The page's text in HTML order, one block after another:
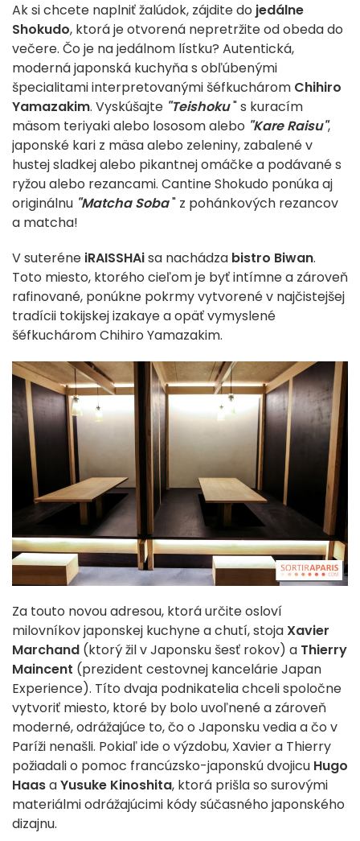
Ak si chcete naplniť žalúdok, zájdite do jedálne
Shokudo, ktorá je otvorená nepretržite od obeda do
večere. Čo je na jedálnom lístku? Autentická,
moderná japonská kuchyňa s obľúbenými
špecialitami interpretovanými šéfkuchárom Chihiro
Yamazakim. Vyskúšajte "Teishoku" s kuracím
mäsom teriyaki alebo lososom alebo "Kare Raisu",
japonské kari z mäsa alebo zeleniny, zabalené v
hustej sladkej alebo pikantnej omáčke a podávané s
ryžou alebo rezancami. Cantine Shokudo ponúka aj
originálnu "Matcha Soba" z pohánkových rezancov
a matcha!
V suteréne iRAISSHAisa nachádza bistro Biwan.
Toto miesto, ktorého cieľom je byť intímne a zároveň
rafinované, ponúkne pokrmy vytvorené v najčistejšej
tradícii tokijskej izakaye a opäť vymyslené
šéfkuchárom Chihiro Yamazakim.
Za touto novou adresou, ktorá určite osloví
milovníkov japonskej kuchyne a chutí, stojaXavier
Marchand (ktorý žil v Japonsku šesť rokov) a Thierry
Maincent (prezident cestovnej kancelárie Japan
Experience). Títo dvaja podnikatelia chceli spoločne
vytvoriť miesto, ktoré by bolo uvoľnené a zároveň
moderné, odrážajúce to, čo o Japonsku vedia a čo v
Paríži nenašli. Pokiaľ ide o výzdobu, Xavier a Thierry
požiadali o pomoc francúzsko-japonskú dvojicu Hugo
HaasaYusuke Kinoshita, ktorá prišla so surovými
materiálmi odrážajúcimi kódy súčasného japonského
dizajnu.